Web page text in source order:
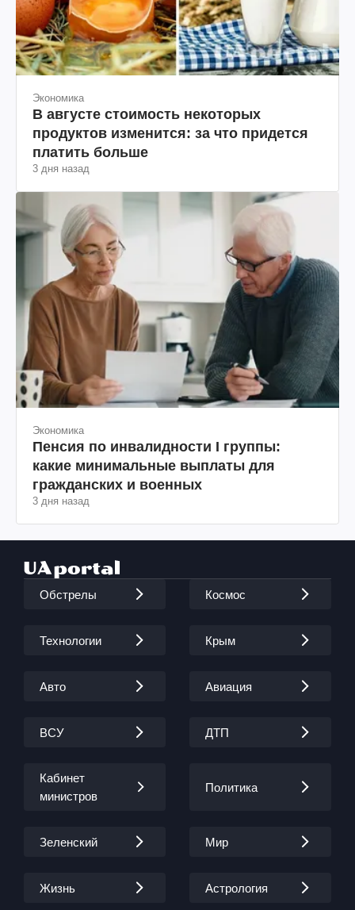
Экономика
В августе стоимость некоторых
продуктов изменится: за что придется
платить больше
3 дня назад
Экономика
Пенсия по инвалидности I группы:
какие минимальные выплаты для
гражданских и военных
3 дня назад
Обстрелы Космос
Технологии Крым
Авто Авиация
ВСУ ДТП
Кабинет
министров
Политика
Зеленский Мир
Жизнь Астрология